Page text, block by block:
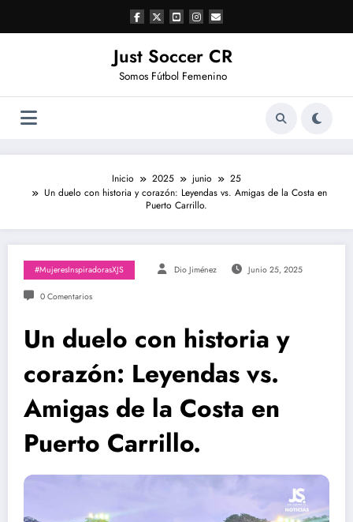
contenido
Just Soccer CR
Somos Fútbol Femenino
Inicio 2025 junio
25
Un duelo con historia y corazón: Leyendas vs. Amigas de la Costa en
Puerto Carrillo.
#MujeresInspiradorasXJS Dio Jiménez Junio 25, 2025
0 Comentarios
Un duelo con historia y
corazón: Leyendas vs.
Amigas de la Costa en
Puerto Carrillo.